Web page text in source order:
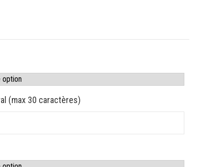
(max 30 caractères)